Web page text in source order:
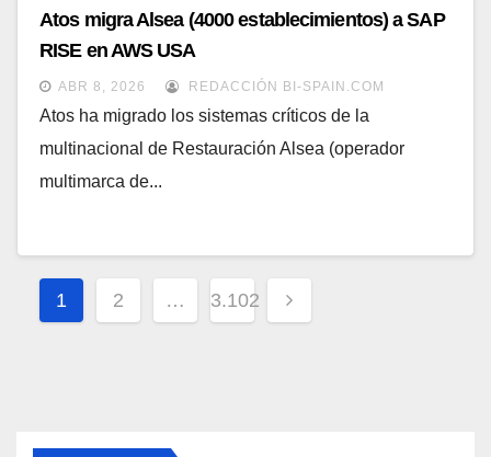
Atos migra Alsea (4000 establecimientos) a SAP
RISE en AWS USA
ABR 8, 2026 REDACCIÓN BI-SPAIN.COM
Atos ha migrado los sistemas críticos de la
multinacional de Restauración Alsea (operador
multimarca de...
Paginación
de
1 2 … 3.102